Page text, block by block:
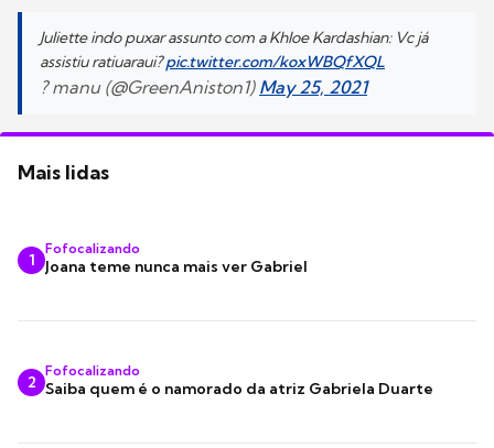
Juliette indo puxar assunto com a Khloe Kardashian: Vc já
assistiu ratiuaraui?pic.twitter.com/koxWBQfXQL
? manu (@GreenAniston1) May 25, 2021
Mais lidas
1
Fofocalizando
Joana teme nunca mais ver Gabriel
2
Fofocalizando
Saiba quem é o namorado da atriz Gabriela Duarte